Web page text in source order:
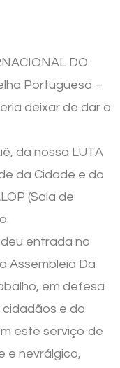
DO
Portuguesa –
deixar de dar o
da nossa LUTA
da Cidade e do
(Sala de
deu entrada no
Assembleia Da
em defesa
e do
este serviço de
e nevrálgico,